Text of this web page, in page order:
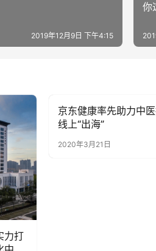
2019年12月9日 下午4:15
你
力打
健康资讯
京东健康率先助力中
线上“出海”
2020年3月21日